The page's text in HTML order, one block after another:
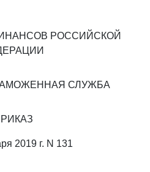
РОССИЙСКОЙ
СЛУЖБА
2019 г. N 131